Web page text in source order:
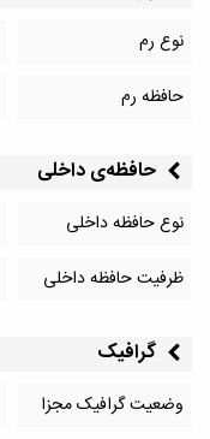
نوع رم
حافظه رم
حافظه‌‌ی داخلی
نوع حافظه داخلی
ظرفیت حافظه داخلی
گرافیک
وضعیت گرافیک مجزا